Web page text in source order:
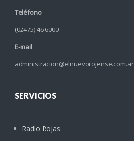
Teléfono
(02475) 46 6000
E-mail
administracion@elnuevorojense.com.ar
SERVICIOS
Radio Rojas